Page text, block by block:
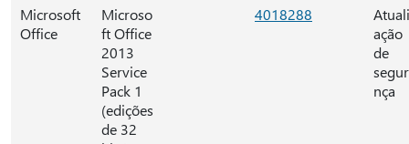
Microsoft
Office
Microso
ft Office
2013
Service
Pack 1
(edições
de 32
4018288
ação
de
nça